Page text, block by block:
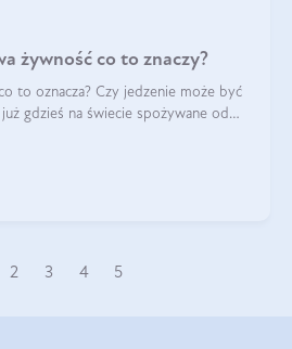
żywność co to znaczy?
to oznacza? Czy jedzenie może być
gdzieś na świecie spożywane od
2 3 4 5